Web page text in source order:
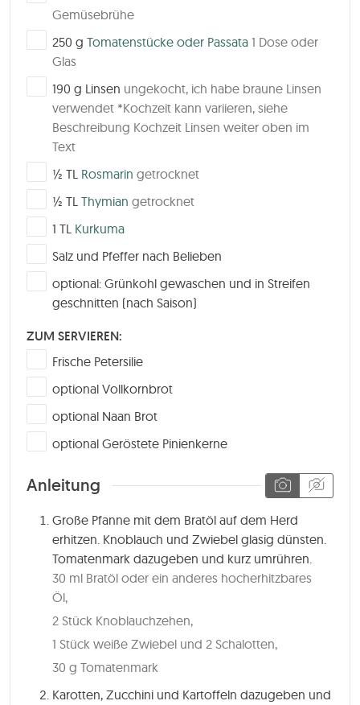
Gemüsebrühe
▢
250 g Tomatenstücke oder Passata 1 Dose oder
Glas
▢
190 g Linsen ungekocht, ich habe braune Linsen
verwendet *Kochzeit kann variieren, siehe
Beschreibung Kochzeit Linsen weiter oben im
Text
▢
½ TL Rosmarin getrocknet
▢
½ TL Thymian getrocknet
▢1 TL Kurkuma
▢
Salz und Pfeffer nach Belieben
▢
optional: Grünkohl gewaschen und in Streifen
geschnitten (nach Saison)
ZUM SERVIEREN:
▢
Frische Petersilie
▢
optional Vollkornbrot
▢
optional Naan Brot
▢
optional Geröstete Pinienkerne
Anleitung
Große Pfanne mit dem Bratöl auf dem Herd
erhitzen. Knoblauch und Zwiebel glasig dünsten.
Tomatenmark dazugeben und kurz umrühren.
30 ml Bratöl oder ein anderes hocherhitzbares
Öl,
2 Stück Knoblauchzehen,
1 Stück weiße Zwiebel und 2 Schalotten,
30 g Tomatenmark
Karotten, Zucchini und Kartoffeln dazugeben und